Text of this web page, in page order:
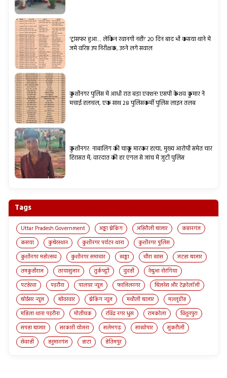
‘ट्रांसफर हुआ… लेकिन रवानगी नहीं!’ 20 दिन बाद भी कसया थाने में
जमे वरिष्ठ उप निरीक्षक, उठने लगे सवाल
कुशीनगर पुलिस में आधी रात बड़ा एक्शन! एसपी केशव कुमार ने
मचाई हलचल, एक साथ 28 पुलिसकर्मी पुलिस लाइन तलब
कुशीनगर: नाबालिग की चाकू मारकर हत्या, मुख्य आरोपी समेत चार
हिरासत में; वारदात की हर एंगल से जांच में जुटी पुलिस
Tags
Uttar Pradesh Government अड्डा ब्रेकिंग अहिरौली बाजार
कप्तानगंज
कसया
कुबेरस्थान कुशीनगर पर्यटन थाना
कुशीनगर पुलिस
कुशीनगर महोत्सव
कुशीनगर समाचार खड्डा चौरा खास
जटहा बाजार
तमकुहीराज
तरयासुजान तुर्कपट्टी दुदही
नेबुआ नोरंगिया
पटहेरवा
पड़रौना पालघर न्यूज़ फाजिलनगर
बिज़नेस और टेक्नोलॉजी
बोईसर न्यूज़
बोदरवार ब्रेकिंग न्यूज़ मथौली बाजार
मल्लूडीह
महिला थाना पड़रौना
मोतीचक रविंद्र नगर धुस रामकोला
विशुनपुरा
सपहा बाजार
सरकारी योजना सलेमगढ़ साखोपार
सुकरौली
सेवरही
हनुमानगंज हाटा हेतिमपुर